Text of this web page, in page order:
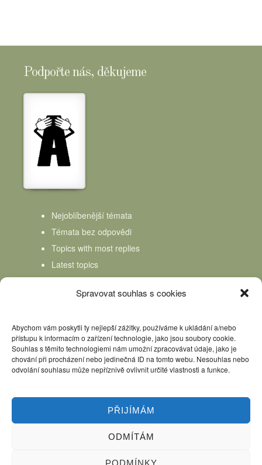
Spravovat souhlas s cookies
Abychom vám poskytli ty nejlepší zážitky, používáme k ukládání a/nebo
přístupu k informacím o zařízení technologie, jako jsou soubory cookie.
Souhlas s těmito technologiemi nám umožní zpracovávat údaje, jako je
chování při procházení nebo jedinečná ID na tomto webu. Nesouhlas nebo
odvolání souhlasu může nepříznivě ovlivnit určité vlastnosti a funkce.
PŘIJÍMÁM
ODMÍTÁM
PODMÍNKY
Podpořte nás, děkujeme
Nejoblíbenější témata
Témata bez odpovědi
Topics with most replies
Latest topics
Topics Freshness
Kniha Domácí mlékař Nápověda